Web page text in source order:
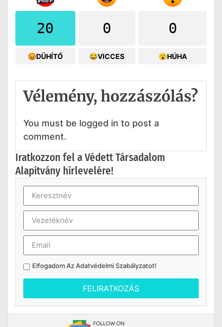
20
😡DÜHÍTŐ
0
😂VICCES
0
😮HÚHA
Vélemény, hozzászólás?
You must be logged in to post a
comment.
Iratkozzon fel a Védett Társadalom
Alapítvány hírlevelére!
Elfogadom AzAdatvédelmi Szabályzatot!
FELIRATKOZÁS